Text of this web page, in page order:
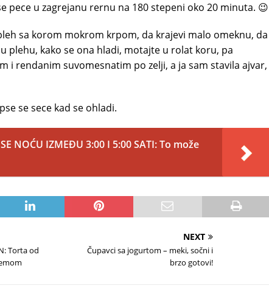
pece u zagrejanu rernu na 180 stepeni oko 20 minuta. 😉
sa korom mokrom krpom, da krajevi malo omeknu, da
plehu, kako se ona hladi, motajte u rolat koru, pa
i rendanim suvomesnatim po zelji, a ja sam stavila ajvar,
se sece kad se ohladi.
NOĆU IZMEĐU 3:00 I 5:00 SATI: To može
Torta od
NEXT
Čupavci sa jogurtom – meki, sočni i
brzo gotovi!